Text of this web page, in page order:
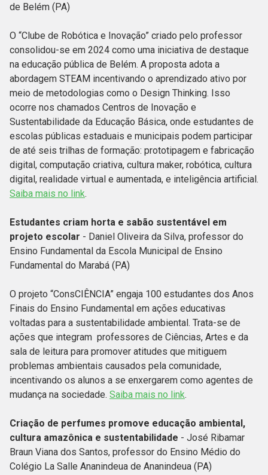
de Belém (PA)
O “Clube de Robótica e Inovação” criado pelo professor
consolidou-se em 2024 como uma iniciativa de destaque
na educação pública de Belém. A proposta adota a
abordagem STEAM incentivando o aprendizado ativo por
meio de metodologias como o Design Thinking. Isso
ocorre nos chamados Centros de Inovação e
Sustentabilidade da Educação Básica, onde estudantes de
escolas públicas estaduais e municipais podem participar
de até seis trilhas de formação: prototipagem e fabricação
digital, computação criativa, cultura maker, robótica, cultura
digital, realidade virtual e aumentada, e inteligência artificial.
Saiba mais no link.
Estudantes criam horta e sabão sustentável em
projeto escolar - Daniel Oliveira da Silva, professor do
Ensino Fundamental da Escola Municipal de Ensino
Fundamental do Marabá (PA)
O projeto “ConsCIÊNCIA” engaja 100 estudantes dos Anos
Finais do Ensino Fundamental em ações educativas
voltadas para a sustentabilidade ambiental. Trata-se de
ações que integram professores de Ciências, Artes e da
sala de leitura para promover atitudes que mitiguem
problemas ambientais causados pela comunidade,
incentivando os alunos a se enxergarem como agentes de
mudança na sociedade. Saiba mais no link.
Criação de perfumes promove educação ambiental,
cultura amazônica e sustentabilidade - José Ribamar
Braun Viana dos Santos, professor do Ensino Médio do
Colégio La Salle Ananindeua de Ananindeua (PA)